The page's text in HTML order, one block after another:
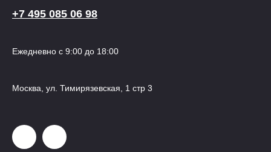
+7 495 085 06 98
Ежедневно с 9:00 до 18:00
Москва, ул. Тимирязевская, 1 стр 3